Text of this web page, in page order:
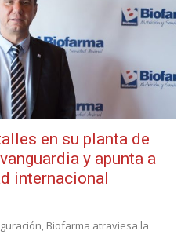
en su planta de
y apunta a
internacional
Biofarma atraviesa la